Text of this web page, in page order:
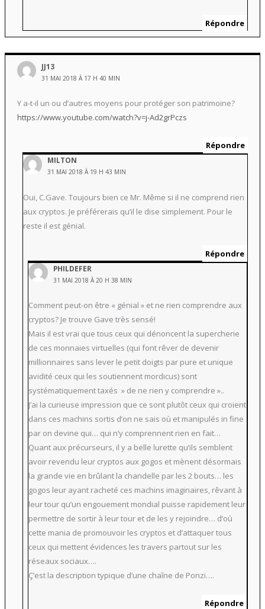
Répondre
JJ13
31 MAI 2018 À 17 H 40 MIN
Y a-t-il un ou d’autres moyens pour protéger son patrimoine?
https://www.youtube.com/watch?v=j-Ad2grPczs
Répondre
MILTON
31 MAI 2018 À 19 H 43 MIN
Oui, C.Gave. Toujours bien ce Mr. Même si il ne comprend rien
aux cryptos. Je préférerais qu’il le dise simplement. Pour le
reste il est génial.
Répondre
PHILDEFER
31 MAI 2018 À 20 H 38 MIN
Comment peut-on être « génial » et ne rien comprendre aux
cryptos? Je trouve Gave très sensé!
Mais il est vrai que tous ceux qui dénoncent la supercherie
de ces monnaies virtuelles (qui font rêver de devenir
millionnaires sans lever le petit doigts par pure et unique
avidité ceux qui les soutiennent mordicus) sont
systématiquement taxés » de ne rien y comprendre »..
J’ai la curieuse impression que ce sont plutôt ceux qui croient
dans ces machins sortis d’on ne sais où et manipulés in fine
par on devine qui… qui n’y comprennent rien en fait…
Quant aux précurseurs, il y a belle lurette qu’ils semblent
avoir revendu leur cryptos aux gogos et mènent désormais
la grande vie en brûlant la chandelle par les 2 bouts… les
gogos leur ayant racheté ces machins imaginaires, rêvant à
leur tour qu’un engouement mondial puisse rapidement leur
permettre de sortir à leur tour et de les y rejoindre… d’où
cette mania de promouvoir les cryptos et d’attaquer tous
ceux qui mettent évidences les travers partout sur les
réseaux sociaux….
Ç’est la description typique d’une chaîne de Ponzi….
Répondre